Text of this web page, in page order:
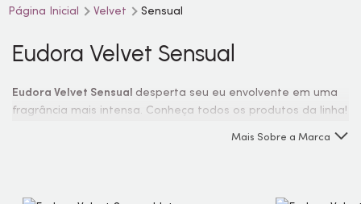
Página Inicial Velvet Sensual
Eudora Velvet Sensual
Eudora Velvet Sensual desperta seu eu envolvente em uma
fragrância mais intensa. Conheça todos os produtos da linha!
Mais Sobre a Marca